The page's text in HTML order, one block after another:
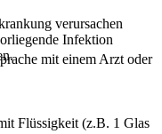
verursachen
Infektion
mit einem Arzt oder
Flüssigkeit (z.B. 1 Glas